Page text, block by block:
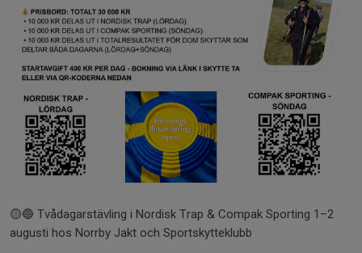
🟡🔵 Tvådagarstävling i Nordisk Trap & Compak Sporting 1–2
augusti hos Norrby Jakt och Sportskytteklubb